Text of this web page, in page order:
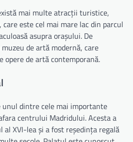
mai multe atracții turistice,
este cel mai mare lac din parcul
asupra orașului. De
de artă modernă, care
opere de artă contemporană.
unul dintre cele mai importante
centrului Madridului. Acesta a
XVI-lea și a fost reședința regală